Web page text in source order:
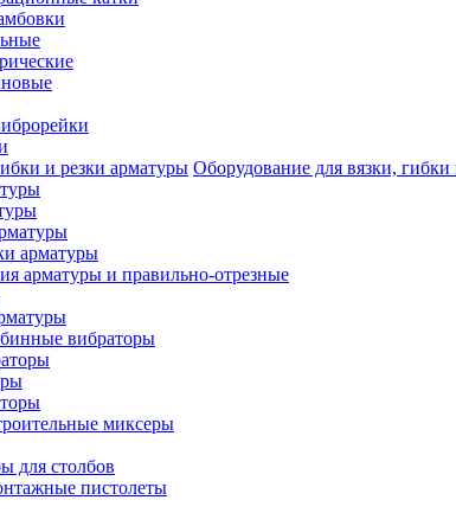
Оборудование для вязки,
арматуры
арматуры и правильно-отрезные
вибраторы
миксеры
для столбов
пистолеты